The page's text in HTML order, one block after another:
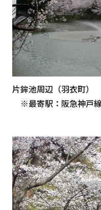
片鉾池周辺（羽衣町）
※最寄駅：阪急神戸